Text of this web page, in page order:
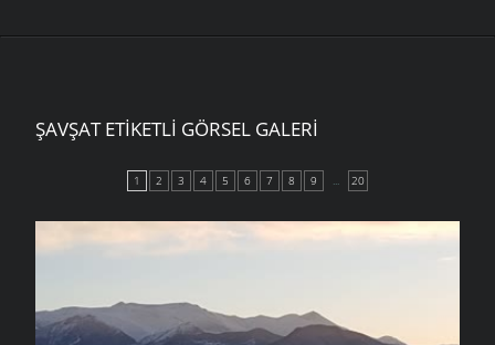
ŞAVŞAT ETIKETLI GÖRSEL GALERI
1 2 3 4 5 6 7 8 9 ... 20